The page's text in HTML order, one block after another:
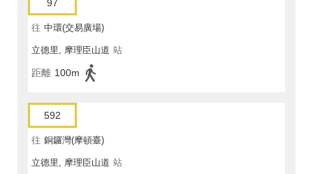
97
往 中環(交易廣場)
立德里, 摩理臣山道 站
距離 100m
592
往 銅鑼灣(摩頓臺)
立德里, 摩理臣山道 站